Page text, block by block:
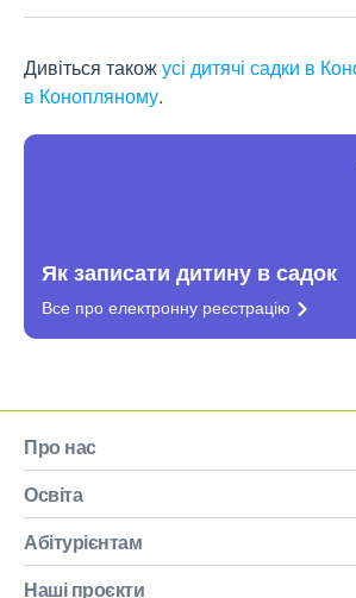
Дивіться такожусі дитячі садки в
в Конопляному.
Як записати дитину в садок
Все про електронну реєстрацію
Про нас
Освіта
Абітурієнтам
Наші проєкти